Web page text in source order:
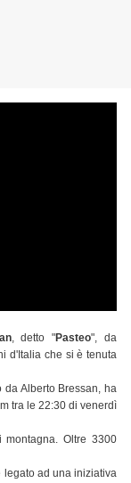
, detto "Pasteo", da
d'Italia che si è tenuta
Alberto Bressan, ha
tra le 22:30 di venerdì
montagna. Oltre 3300
legato ad una iniziativa